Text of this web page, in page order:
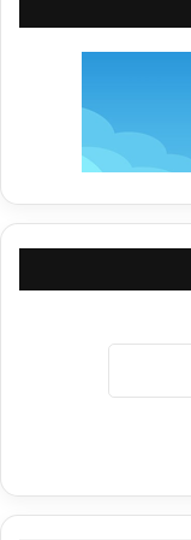
خُسْرٍ): أن يحذر بني
رسول الله عليه
يستطيع به أن يتفوَّق
المخلوقات، إذا
ظلّ مستغرقاً في دنياه
ويرى كم فرّط وكم